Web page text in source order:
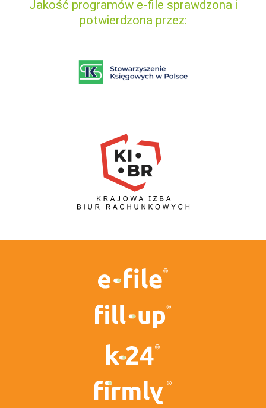
Jakość programów e-file sprawdzona i
potwierdzona przez: